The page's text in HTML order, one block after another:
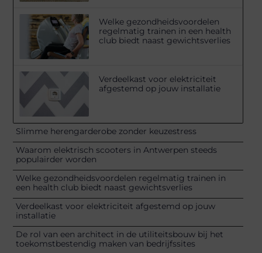
Welke gezondheidsvoordelen
regelmatig trainen in een health
club biedt naast gewichtsverlies
Verdeelkast voor elektriciteit
afgestemd op jouw installatie
Slimme herengarderobe zonder keuzestress
Waarom elektrisch scooters in Antwerpen steeds
populairder worden
Welke gezondheidsvoordelen regelmatig trainen in
een health club biedt naast gewichtsverlies
Verdeelkast voor elektriciteit afgestemd op jouw
installatie
De rol van een architect in de utiliteitsbouw bij het
toekomstbestendig maken van bedrijfssites